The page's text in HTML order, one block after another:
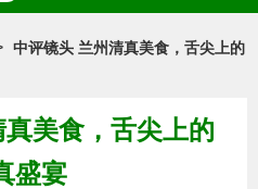
中评镜头 兰州清真美食，舌尖上的
美食，舌尖上的
盛宴